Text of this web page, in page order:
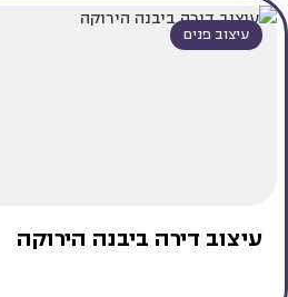
עיצוב פנים
עיצוב דירה ביבנה הירוקה